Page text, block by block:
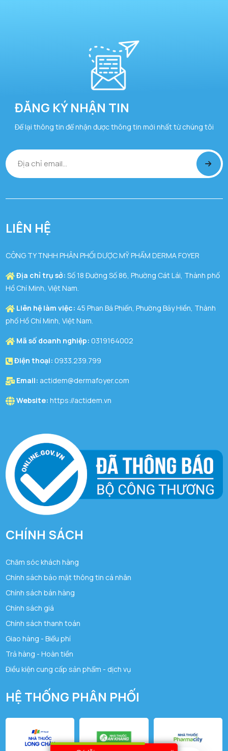
ĐĂNG KÝ NHẬN TIN
Để lại thông tin để nhận được thông tin mới nhất từ chúng tôi
LIÊN HỆ
CÔNG TY TNHH PHÂN PHỐI DƯỢC MỸ PHẨM DERMA FOYER
Địa chỉ trụ sở: Số 18 Đường Số 86, Phường Cát Lái, Thành phố
Hồ Chí Minh, Việt Nam.
Liên hệ làm việc: 45 Phan Bá Phiến, Phường Bảy Hiền, Thành
phố Hồ Chí Minh, Việt Nam.
Mã số doanh nghiệp: 0319164002
Điện thoại: 0933.239.799
Email: actidem@dermafoyer.com
Website: https://actidem.vn
CHÍNH SÁCH
Chăm sóc khách hàng
Chính sách bảo mật thông tin cá nhân
Chính sách bán hàng
Chính sách giá
Chính sách thanh toán
Giao hàng - Biểu phí
Trả hàng - Hoàn tiền
Điều kiện cung cấp sản phẩm - dịch vụ
HỆ THỐNG PHÂN PHỐI